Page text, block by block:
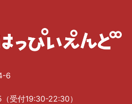
6
受付19:30-22:30）